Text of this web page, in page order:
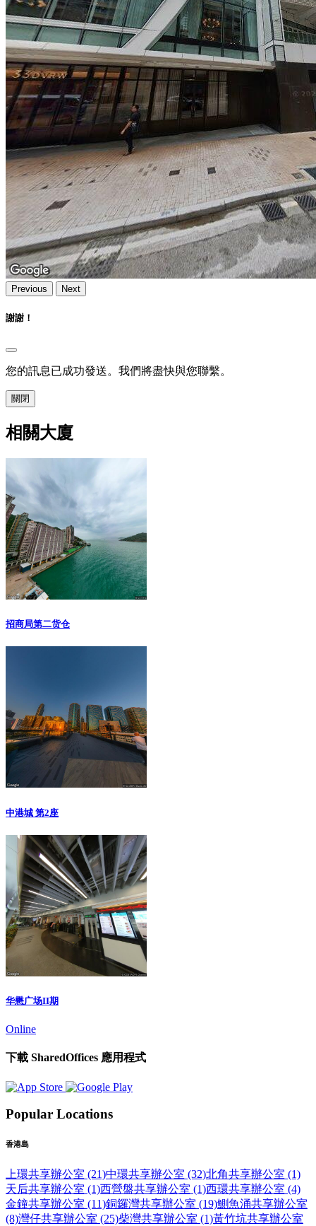
Previous Next
謝謝！
您的訊息已成功發送。我們將盡快與您聯繫。
關閉
相關大廈
招商局第二货仓
中港城 第2座
华懋广场II期
Online
下載 SharedOffices 應用程式
Popular Locations
香港島
上環共享辦公室 (21)中環共享辦公室 (32)北角共享辦公室 (1)
天后共享辦公室 (1)西營盤共享辦公室 (1)西環共享辦公室 (4)
金鐘共享辦公室 (11)銅鑼灣共享辦公室 (19)鰂魚涌共享辦公室
(8)灣仔共享辦公室 (25)柴灣共享辦公室 (1)黃竹坑共享辦公室